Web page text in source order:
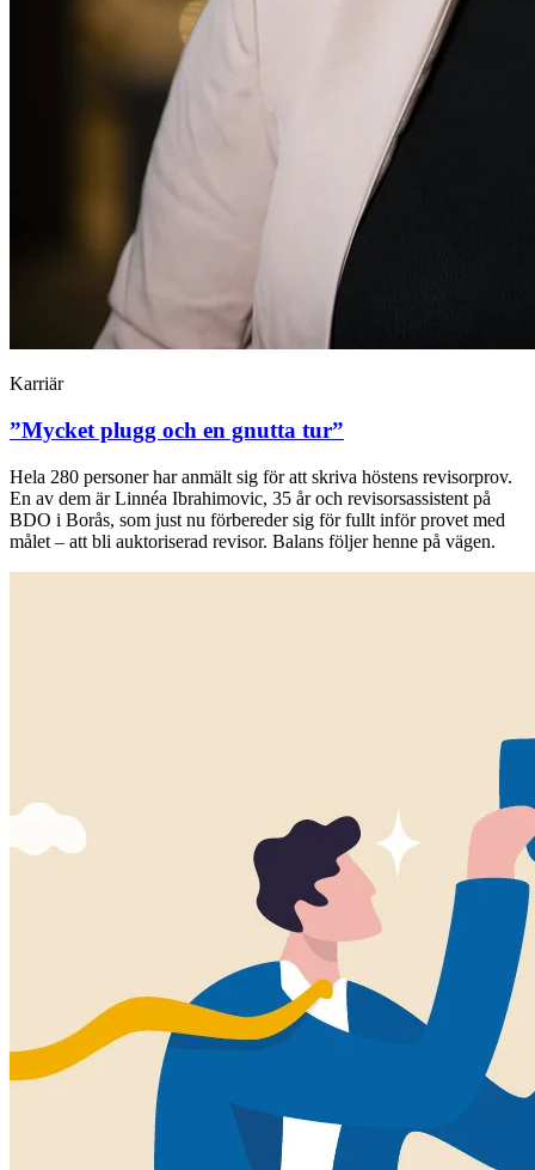
Karriär
”Mycket plugg och en gnutta tur”
Hela 280 personer har anmält sig för att skriva höstens revisorprov.
En av dem är Linnéa Ibrahimovic, 35 år och revisorsassistent på
BDO i Borås, som just nu förbereder sig för fullt inför provet med
målet – att bli auktoriserad revisor. Balans följer henne på vägen.